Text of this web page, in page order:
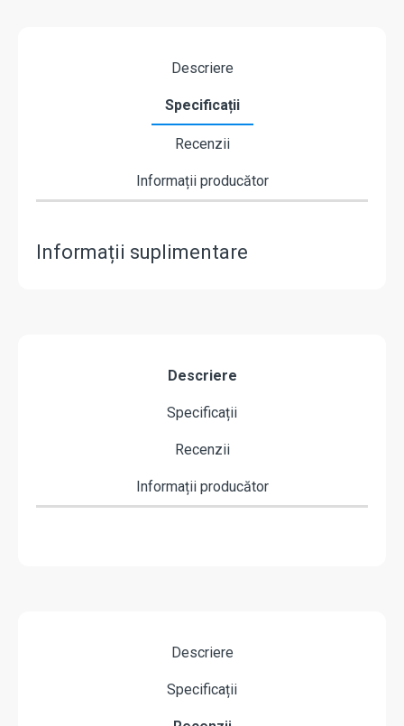
Descriere
Specificații
Recenzii
Informații producător
Informații suplimentare
Descriere
Specificații
Recenzii
Informații producător
Descriere
Specificații